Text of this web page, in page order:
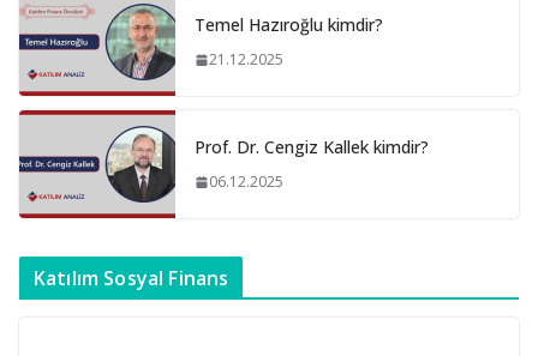
Temel Hazıroğlu kimdir?
21.12.2025
Prof. Dr. Cengiz Kallek kimdir?
06.12.2025
Katılım Sosyal Finans